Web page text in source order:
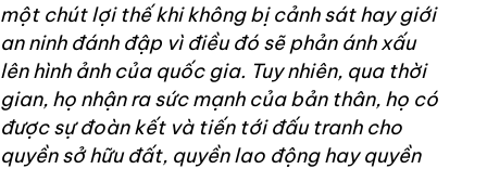
một chút lợi thế khi không bị cảnh sát hay giới
an ninh đánh đập vì điều đó sẽ phản ánh xấu
lên hình ảnh của quốc gia. Tuy nhiên, qua thời
gian, họ nhận ra sức mạnh của bản thân, họ có
được sự đoàn kết và tiến tới đấu tranh cho
quyền sở hữu đất, quyền lao động hay quyền